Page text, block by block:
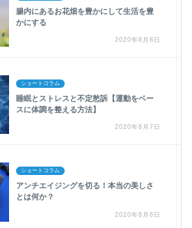
腸内にあるお花畑を豊かにして生活を豊
かにする
2020年6月8日
ショートコラム
睡眠とストレスと不定愁訴【運動をベー
スに体調を整える方法】
2020年6月7日
ショートコラム
アンチエイジングを切る！本当の美しさ
とは何か？
2020年6月6日